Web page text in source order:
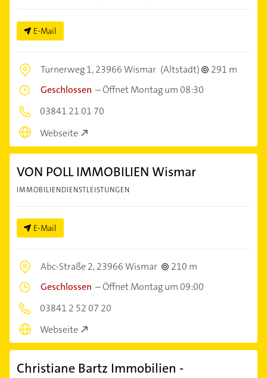
E-Mail
Turnerweg 1,23966 Wismar (Altstadt)
291 m
Geschlossen –Öffnet Montag um 08:30
03841 21 01 70
Webseite
VON POLL IMMOBILIEN Wismar
IMMOBILIENDIENSTLEISTUNGEN
E-Mail
Abc-Straße 2,23966 Wismar
210 m
Geschlossen –Öffnet Montag um 09:00
03841 2 52 07 20
Webseite
Christiane Bartz Immobilien -